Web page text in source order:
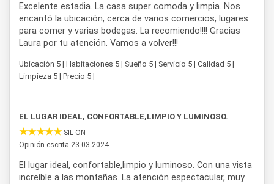
Excelente estadia. La casa super comoda y limpia. Nos
encantó la ubicación, cerca de varios comercios, lugares
para comer y varias bodegas. La recomiendo!!!! Gracias
Laura por tu atención. Vamos a volver!!!
Ubicación 5 | Habitaciones 5 | Sueño 5 | Servicio 5 | Calidad 5 |
Limpieza 5 | Precio 5 |
EL LUGAR IDEAL, CONFORTABLE,LIMPIO Y LUMINOSO.
SIL ON
Opinión escrita 23-03-2024
El lugar ideal, confortable,limpio y luminoso. Con una vista
increíble a las montañas. La atención espectacular, muy